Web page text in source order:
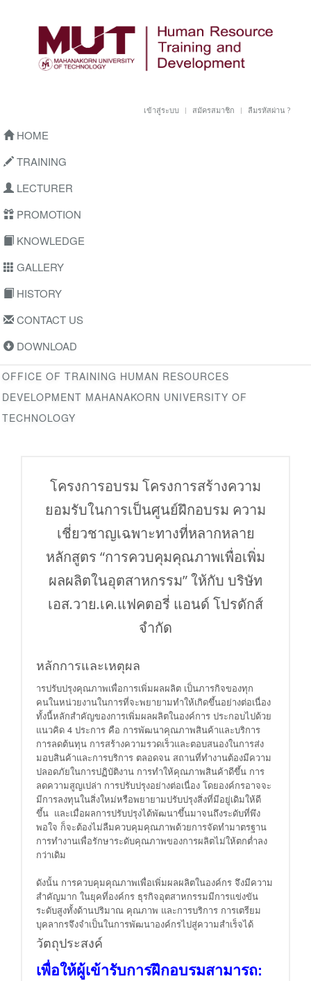
เข้าสู่ระบบ สมัครสมาชิก ลืมรหัสผ่าน ?
HOME
TRAINING
LECTURER
PROMOTION
KNOWLEDGE
GALLERY
HISTORY
CONTACT US
DOWNLOAD
OFFICE OF TRAINING HUMAN RESOURCES
DEVELOPMENT MAHANAKORN UNIVERSITY OF
TECHNOLOGY
โครงการอบรม โครงการสร้างความ
ยอมรับในการเป็นศูนย์ฝึกอบรม ความ
เชี่ยวชาญเฉพาะทางที่หลากหลาย
หลักสูตร “การควบคุมคุณภาพเพื่อเพิ่ม
ผลผลิตในอุตสาหกรรม” ให้กับ บริษัท
เอส.วาย.เค.แฟคตอรี่ แอนด์ โปรดักส์
จำกัด
หลักการและเหตุผล
ารปรับปรุงคุณภาพเพื่อการเพิ่มผลผลิต เป็นภารกิจของทุก
คนในหน่วยงานในการที่จะพยายามทำให้เกิดขึ้นอย่างต่อเนื่อง
ทั้งนี้หลักสำคัญของการเพิ่มผลผลิตในองค์การ ประกอบไปด้วย
แนวคิด 4 ประการ คือ การพัฒนาคุณภาพสินค้าและบริการ
การลดต้นทุน การสร้างความรวดเร็วและตอบสนองในการส่ง
มอบสินค้าและการบริการ ตลอดจน สถานที่ทำงานต้องมีความ
ปลอดภัยในการปฏิบัติงาน การทำให้คุณภาพสินค้าดีขึ้น การ
ลดความสูญเปล่า การปรับปรุงอย่างต่อเนื่อง โดยองค์กรอาจจะ
มีการลงทุนในสิ่งใหม่หรือพยายามปรับปรุงสิ่งที่มีอยู่เดิมให้ดี
ขึ้น และเมื่อผลการปรับปรุงได้พัฒนาขึ้นมาจนถึงระดับที่พึง
พอใจ ก็จะต้องไม่ลืมควบคุมคุณภาพด้วยการจัดทำมาตรฐาน
การทำงานเพื่อรักษาระดับคุณภาพของการผลิตไม่ให้ตกต่ำลง
กว่าเดิม
ดังนั้น การควบคุมคุณภาพเพื่อเพิ่มผลผลิตในองค์กร จึงมีความ
สำคัญมาก ในยุคที่องค์กร ธุรกิจอุตสาหกรรมมีการแข่งขัน
ระดับสูงทั้งด้านปริมาณ คุณภาพ และการบริการ การเตรียม
บุคลากรจึงจำเป็นในการพัฒนาองค์กรไปสู่ความสำเร็จได้
วัตถุประสงค์
เพื่อให้ผู้เข้ารับการฝึกอบรมสามารถ: